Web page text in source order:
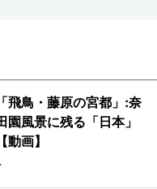
飛鳥・藤原の宮都」:奈
園風景に残る「日本」
画】